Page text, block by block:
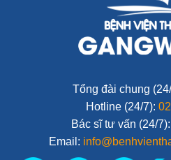
Tổng đài chung
Hotline (24/7):
Bác sĩ tư vấn (24/7):
Email: